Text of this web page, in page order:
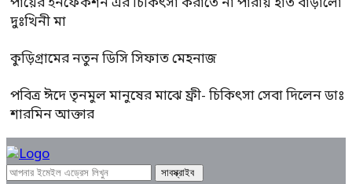
দুঃখিনী মা
কুড়িগ্রামের নতুন ডিসি সিফাত মেহনাজ
পবিত্র ঈদে তৃনমুল মানুষের মাঝে ফ্রী- চিকিৎসা সেবা দিলেন ডাঃ
শারমিন আক্তার